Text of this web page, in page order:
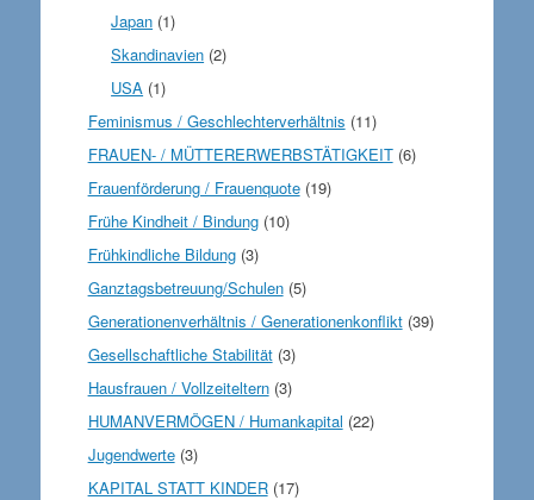
Japan (1)
Skandinavien (2)
USA (1)
Feminismus / Geschlechterverhältnis (11)
FRAUEN- / MÜTTERERWERBSTÄTIGKEIT(6)
Frauenförderung / Frauenquote(19)
Frühe Kindheit / Bindung(10)
Frühkindliche Bildung(3)
Ganztagsbetreuung/Schulen(5)
Generationenverhältnis / Generationenkonflikt(39)
Gesellschaftliche Stabilität(3)
Hausfrauen / Vollzeiteltern(3)
HUMANVERMÖGEN / Humankapital (22)
Jugendwerte(3)
KAPITAL STATT KINDER(17)